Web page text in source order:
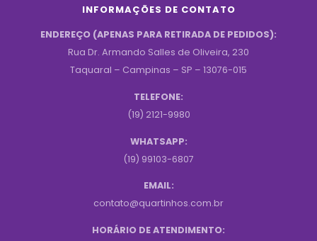
INFORMAÇÕES DE CONTATO
ENDEREÇO (APENAS PARA RETIRADA DE PEDIDOS):
Rua Dr. Armando Salles de Oliveira, 230
Taquaral – Campinas – SP – 13076-015
TELEFONE:
(19) 2121-9980
WHATSAPP:
(19) 99103-6807
EMAIL:
contato@quartinhos.com.br
HORÁRIO DE ATENDIMENTO: